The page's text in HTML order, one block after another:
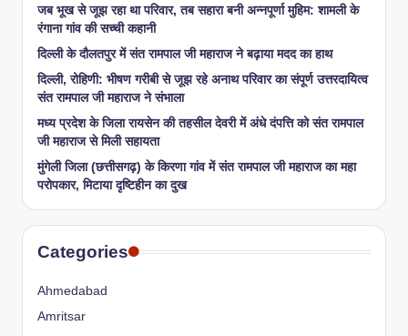
जब भूख से जूझ रहा था परिवार, तब सहारा बनी अन्नपूर्णा मुहिम: शामली के
रंगाना गांव की सच्ची कहानी
​दिल्ली के दौलतपुर में संत रामपाल जी महाराज ने बढ़ाया मदद का हाथ
दिल्ली, रोहिणी: भीषण गरीबी से जूझ रहे अनाथ परिवार का संपूर्ण उत्तरदायित्व
संत रामपाल जी महाराज ने संभाला
मध्य प्रदेश के जिला रायसेन की तहसील देवरी में अंधे दंपत्ति को संत रामपाल
जी महाराज से मिली सहायता
​मुंगेली जिला (छत्तीसगढ़) के किरणा गांव में संत रामपाल जी महाराज का महा
परोपकार, मिटाया दृष्टिहीन का दुख
Categories
Ahmedabad
Amritsar